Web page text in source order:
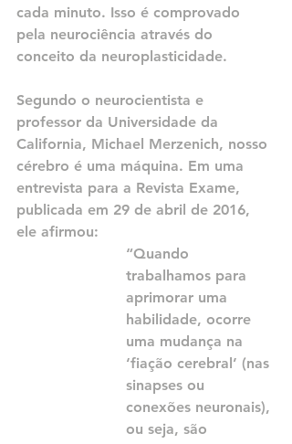
cada minuto. Isso é comprovado
pela neurociência através do
conceito da neuroplasticidade.
Segundo o neurocientista e
professor da Universidade da
California, Michael Merzenich, nosso
cérebro é uma máquina. Em uma
entrevista para a Revista Exame,
publicada em 29 de abril de 2016,
ele afirmou:
“Quando
trabalhamos para
aprimorar uma
habilidade, ocorre
uma mudança na
‘fiação cerebral’ (nas
sinapses ou
conexões neuronais),
ou seja, são